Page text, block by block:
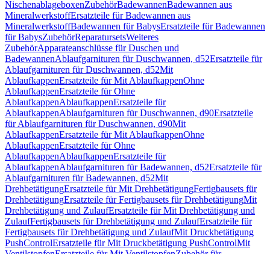
NischenablageboxenZubehörBadewannenBadewannen aus
MineralwerkstoffErsatzteile für Badewannen aus
MineralwerkstoffBadewannen für BabysErsatzteile für Badewannen
für BabysZubehörReparatursetsWeiteres
ZubehörApparateanschlüsse für Duschen und
BadewannenAblaufgarnituren für Duschwannen, d52Ersatzteile für
Ablaufgarnituren für Duschwannen, d52Mit
AblaufkappenErsatzteile für Mit AblaufkappenOhne
AblaufkappenErsatzteile für Ohne
AblaufkappenAblaufkappenErsatzteile für
AblaufkappenAblaufgarnituren für Duschwannen, d90Ersatzteile
für Ablaufgarnituren für Duschwannen, d90Mit
AblaufkappenErsatzteile für Mit AblaufkappenOhne
AblaufkappenErsatzteile für Ohne
AblaufkappenAblaufkappenErsatzteile für
AblaufkappenAblaufgarnituren für Badewannen, d52Ersatzteile für
Ablaufgarnituren für Badewannen, d52Mit
DrehbetätigungErsatzteile für Mit DrehbetätigungFertigbausets für
DrehbetätigungErsatzteile für Fertigbausets für DrehbetätigungMit
Drehbetätigung und ZulaufErsatzteile für Mit Drehbetätigung und
ZulaufFertigbausets für Drehbetätigung und ZulaufErsatzteile für
Fertigbausets für Drehbetätigung und ZulaufMit Druckbetätigung
PushControlErsatzteile für Mit Druckbetätigung PushControlMit